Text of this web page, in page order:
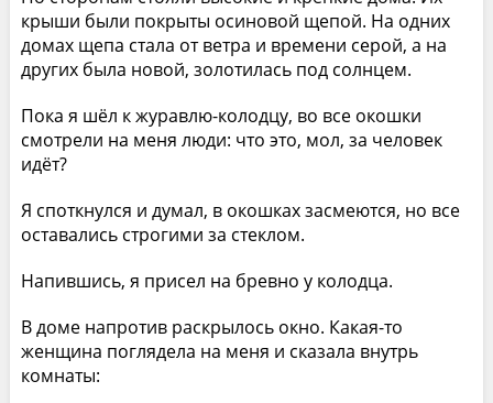
крыши были покрыты осиновой щепой. На одних
домах щепа стала от ветра и времени серой, а на
других была новой, золотилась под солнцем.
Пока я шёл к журавлю-колодцу, во все окошки
смотрели на меня люди: что это, мол, за человек
идёт?
Я споткнулся и думал, в окошках засмеются, но все
оставались строгими за стеклом.
Напившись, я присел на бревно у колодца.
В доме напротив раскрылось окно. Какая-то
женщина поглядела на меня и сказала внутрь
комнаты: